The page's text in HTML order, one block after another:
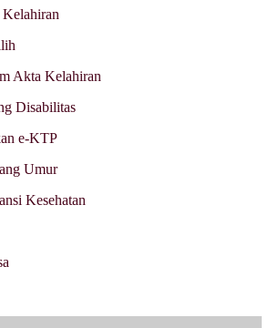
Akta Kelahiran
Disabilitas
e-KTP
Umur
Kesehatan